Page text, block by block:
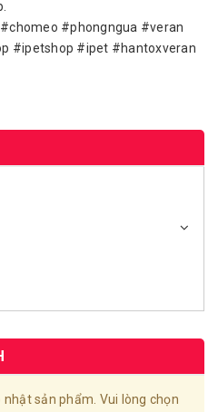
#phongngua #veran
#ipetshop #ipet #hantoxveran
sản phẩm. Vui lòng chọn